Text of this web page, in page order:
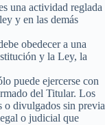
una actividad reglada
y en las demás
obedecer a una
y la Ley, la
puede ejercerse con
del Titular. Los
o divulgados sin previa
o judicial que